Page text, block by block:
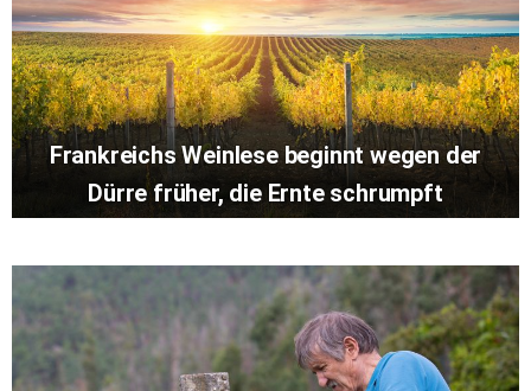
Frankreichs Weinlese beginnt wegen der
Dürre früher, die Ernte schrumpft